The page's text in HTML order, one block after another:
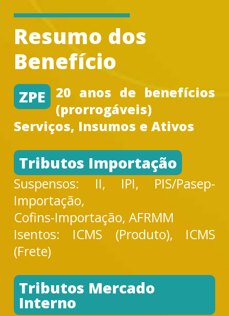
Resumo dos
Benefício
ZPE
20 anos de benefícios
(prorrogáveis)
Serviços, Insumos e Ativos
Tributos Importação
Suspensos: II, IPI, PIS/Pasep-
Importação,
Cofins-Importação, AFRMM
Isentos: ICMS (Produto), ICMS
(Frete)
Tributos Mercado
Interno